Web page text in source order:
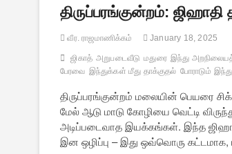
திருப்பரங்குன்றம்: ஜிஹாதி
வீர. ராஜமாணிக்கம் January 18, 2025
ஜிகாத் அறுபடைவீடு மதுரை இந்து
பேரவை இந்துக்கள் மீது தாக்குதல் போராடும்
திருப்பரங்குன்றம் மலையின் பெயரை
மேல் ஆடு மாடு கோழியை வெட்டி
அடிப்படைவாத இயக்கங்கள். இந்த
இன ஒழிப்பு – இது ஒவ்வொரு கட்டமாக,